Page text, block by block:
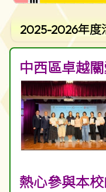
2025-2026年度
中西區卓越
熱心參與本